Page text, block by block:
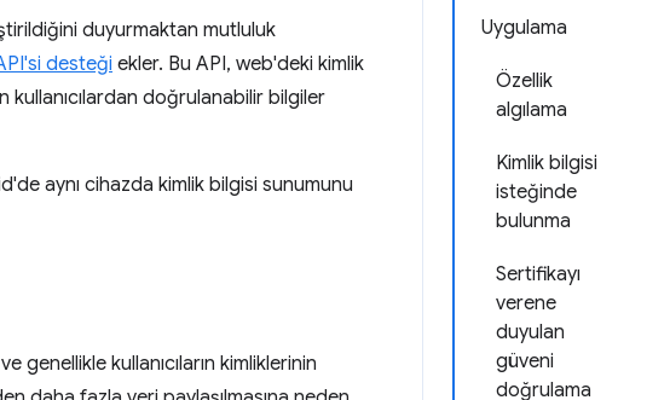
Uygulama
Özellik
algılama
Kimlik bilgisi
isteğinde
bulunma
Sertifikayı
verene
duyulan
güveni
doğrulama
duyurmaktan mutluluk
desteği ekler. Bu API, web'deki kimlik
doğrulanabilir bilgiler
aynı cihazda kimlik bilgisi sunumunu
kullanıcıların kimliklerinin